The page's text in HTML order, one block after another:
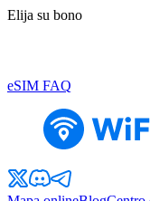
Elija su bono
eSIM FAQ